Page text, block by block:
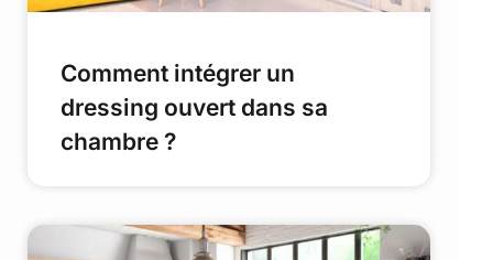
Comment intégrer un
dressing ouvert dans sa
chambre ?